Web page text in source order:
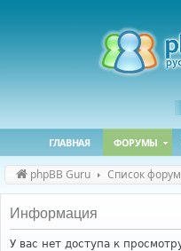
ГЛАВНАЯ ФОРУМЫ
phpBB Guru Список
Информация
У вас нет доступа к